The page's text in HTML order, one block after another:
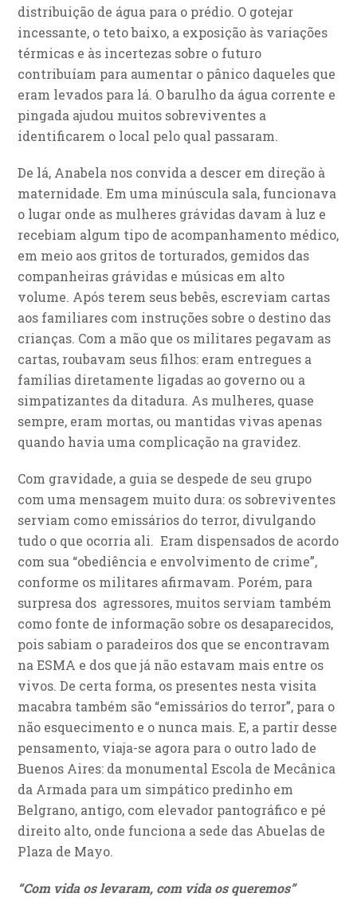
distribuição de água para o prédio. O gotejar
incessante, o teto baixo, a exposição às variações
térmicas e às incertezas sobre o futuro
contribuíam para aumentar o pânico daqueles que
eram levados para lá. O barulho da água corrente e
pingada ajudou muitos sobreviventes a
identificarem o local pelo qual passaram.
De lá, Anabela nos convida a descer em direção à
maternidade. Em uma minúscula sala, funcionava
o lugar onde as mulheres grávidas davam à luz e
recebiam algum tipo de acompanhamento médico,
em meio aos gritos de torturados, gemidos das
companheiras grávidas e músicas em alto
volume. Após terem seus bebês, escreviam cartas
aos familiares com instruções sobre o destino das
crianças. Com a mão que os militares pegavam as
cartas, roubavam seus filhos: eram entregues a
famílias diretamente ligadas ao governo ou a
simpatizantes da ditadura. As mulheres, quase
sempre, eram mortas, ou mantidas vivas apenas
quando havia uma complicação na gravidez.
Com gravidade, a guia se despede de seu grupo
com uma mensagem muito dura: os sobreviventes
serviam como emissários do terror, divulgando
tudo o que ocorria ali. Eram dispensados de acordo
com sua “obediência e envolvimento de crime”,
conforme os militares afirmavam. Porém, para
surpresa dos agressores, muitos serviam também
como fonte de informação sobre os desaparecidos,
pois sabiam o paradeiros dos que se encontravam
na ESMA e dos que já não estavam mais entre os
vivos. De certa forma, os presentes nesta visita
macabra também são “emissários do terror”, para o
não esquecimento e o nunca mais. E, a partir desse
pensamento, viaja-se agora para o outro lado de
Buenos Aires: da monumental Escola de Mecânica
da Armada para um simpático predinho em
Belgrano, antigo, com elevador pantográfico e pé
direito alto, onde funciona a sede das Abuelas de
Plaza de Mayo.
“Com vida os levaram, com vida os queremos”